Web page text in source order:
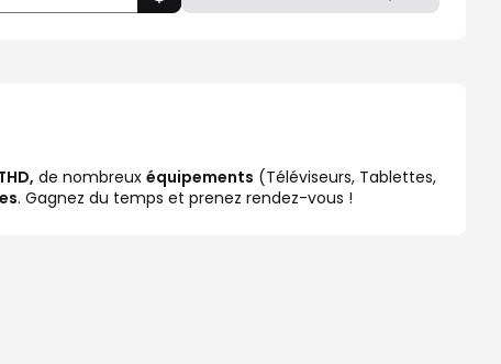
de nombreux équipements (Téléviseurs, Tablettes,
. Gagnez du temps et prenez rendez-vous !